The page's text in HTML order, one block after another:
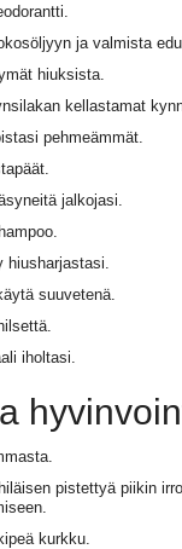
ja valmista
hiuksista.
kellastamat
pehmeämmät.
jalkojasi.
hiusharjastasi.
suuvetenä.
iholtasi.
pistettyä piikin
kurkku.